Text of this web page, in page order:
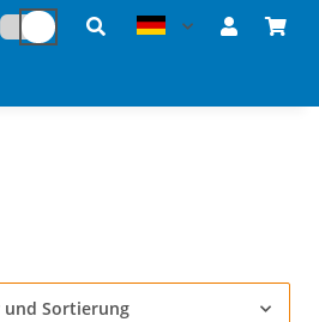
und Sortierung